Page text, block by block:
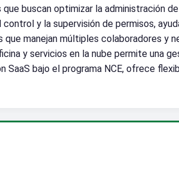
buscan optimizar la administración
y la supervisión de permisos,
manejan múltiples colaboradores y
y servicios en la nube permite una
bajo el programa NCE, ofrece